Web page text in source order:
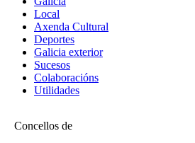
Local
Axenda Cultural
Deportes
Galicia exterior
Sucesos
Colaboracións
Utilidades
Concellos de